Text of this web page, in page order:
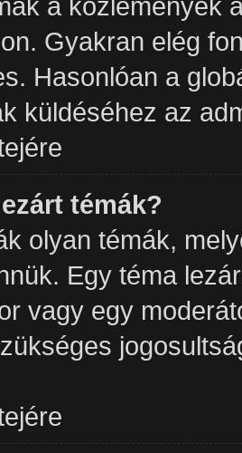
Gyakran elég
Hasonlóan a
küldéséhez az
témák?
olyan témák,
Egy téma
vagy egy